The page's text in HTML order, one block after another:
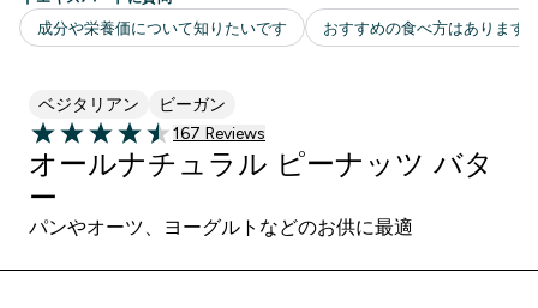
ベジタリアン ビーガン
4.51 out of 5 stars
167 ＋件の口コミ
167 Reviews
オールナチュラル ピーナッツ バタ
ー
パンやオーツ、ヨーグルトなどのお供に最適